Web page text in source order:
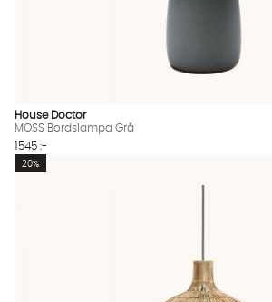
House Doctor
MOSS Bordslampa Grå
1545 :-
20%